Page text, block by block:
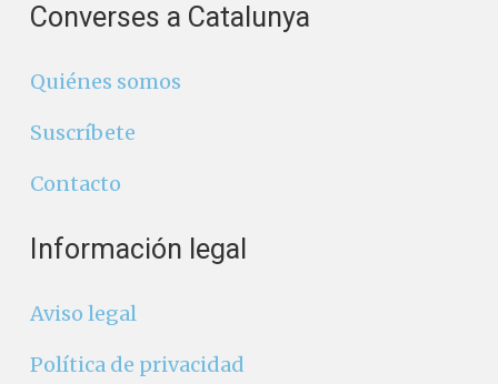
Converses a Catalunya
Quiénes somos
Suscríbete
Contacto
Información legal
Aviso legal
Política de privacidad